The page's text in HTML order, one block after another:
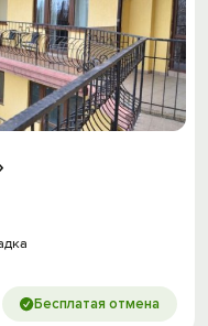
Бесплатая отмена